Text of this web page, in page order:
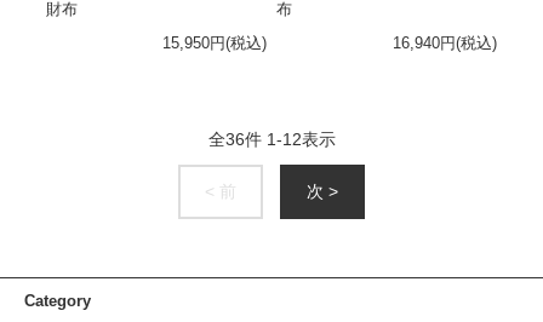
財布
15,950円(税込)
布
16,940円(税込)
全36件 1-12表示
< 前 次 >
Category